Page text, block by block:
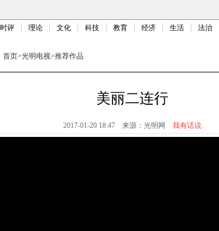
时评 理论 文化 科技 教育 经济 生活 法治
首页>光明电视>推荐作品
美丽二连行
2017-01-20 18:47 来源： 光明网 我有话说